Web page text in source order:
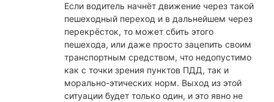
Если водитель начнёт движение через такой
пешеходный переход и в дальнейшем через
перекрёсток, то может сбить этого
пешехода, или даже просто зацепить своим
транспортным средством, что недопустимо
как с точки зрения пунктов ПДД, так и
морально-этических норм. Выход из этой
ситуации будет только один, и это явно не